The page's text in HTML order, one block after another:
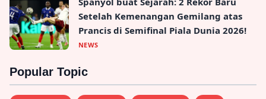
Jerat Hukum Melanda: 6 Tersangka
Ditangkap KPK dalam OTT Mengguncang
Kalimantan Selatan!
Nasional - 19, Dec, 2025, 06:27:49